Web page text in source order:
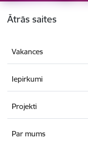
Kājene
Ātrās saites
Vakances
Iepirkumi
Projekti
Par mums